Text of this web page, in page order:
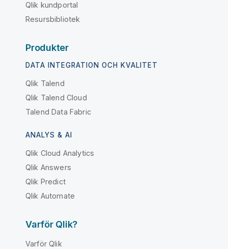
Qlik kundportal
Resursbibliotek
Produkter
DATA INTEGRATION OCH KVALITET
Qlik Talend
Qlik Talend Cloud
Talend Data Fabric
ANALYS & AI
Qlik Cloud Analytics
Qlik Answers
Qlik Predict
Qlik Automate
Varför Qlik?
Varför Qlik